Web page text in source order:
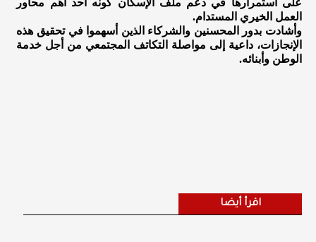
على استمرارها في دعم ملف الإسكان كونه أحد أهم محاور
العمل الخيري المستدام.
وأشادت بدور المحسنين والشركاء الذين أسهموا في تحقيق هذه
الإنجازات، داعية إلى مواصلة التكاتف المجتمعي من أجل خدمة
الوطن وأبنائه.
اقرأ أيضا